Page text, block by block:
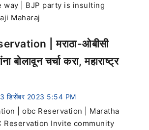
way | BJP party is insulting
Maharaj
| मराठा-ओबीसी
बोलावून चर्चा करा, महाराष्ट्र
डिसेंबर 2023 5:54 PM
| obc Reservation | Maratha
Reservation Invite community